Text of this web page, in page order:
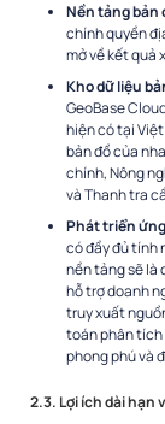
Nền tảng bản
chính quyền
mở về kết quả
Kho dữ liệu
GeoBase
hiện có tại
bản đồ của
chính, Nông
và Thanh tra
Phát triển
có đầy đủ tính
nền tảng sẽ là
hỗ trợ doanh
truy xuất
toán phân tích
phong phú và
2.3. Lợi ích dài hạn